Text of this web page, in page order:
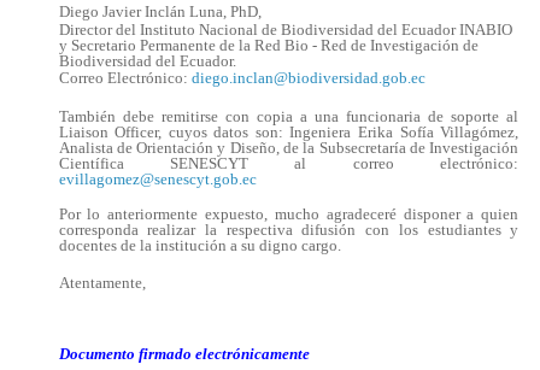
Diego Javier Inclán Luna, PhD,
Director del Instituto Nacional de Biodiversidad del Ecuador INABIO
y Secretario Permanente de la Red Bio - Red de Investigación de
Biodiversidad del Ecuador.
Correo Electrónico: diego.inclan@biodiversidad.gob.ec
También debe remitirse con copia a una funcionaria de soporte al
Liaison Officer, cuyos datos son: Ingeniera Erika Sofía Villagómez,
Analista de Orientación y Diseño, de la Subsecretaría de Investigación
Científica SENESCYT al correo electrónico:
evillagomez@senescyt.gob.ec
Por lo anteriormente expuesto, mucho agradeceré disponer a quien
corresponda realizar la respectiva difusión con los estudiantes y
docentes de la institución a su digno cargo.
Atentamente,
Documento firmado electrónicamente